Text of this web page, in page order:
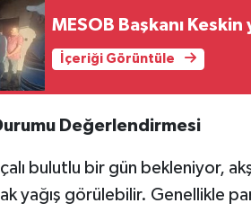
MESOB Başkanı
İçeriği Görüntüle
Değerlendirmesi
bulutlu bir gün bekleniyor,
yağış görülebilir. Genellikle